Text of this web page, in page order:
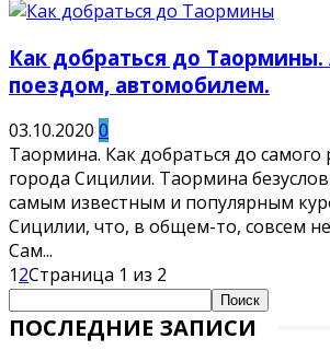
Как добраться до Таормины.
поездом, автомобилем.
03.10.2020 0
Таормина. Как добраться до самого
города Сицилии. Таормина
самым известным и популярным
Сицилии, что, в общем-то, совсем
Сам...
12Страница 1 из 2
ПОСЛЕДНИЕ ЗАПИСИ